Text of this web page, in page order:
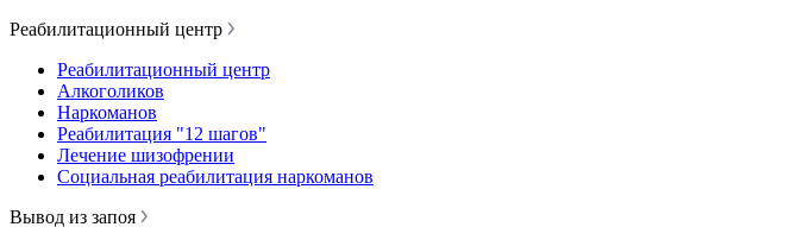
Реабилитационный центр
Реабилитационный центр
Алкоголиков
Наркоманов
Реабилитация "12 шагов"
Лечение шизофрении
Социальная реабилитация наркоманов
Вывод из запоя